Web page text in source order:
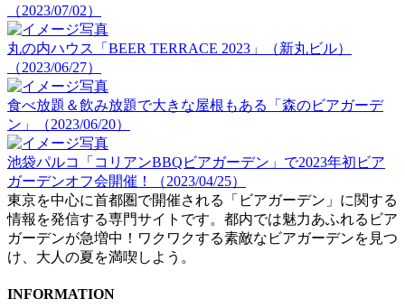
（2023/07/02）
丸の内ハウス「BEER TERRACE 2023」（新丸ビル）
（2023/06/27）
食べ放題＆飲み放題で大きな屋根もある「森のビアガーデ
ン」（2023/06/20）
池袋パルコ「コリアンBBQビアガーデン」で2023年初ビア
ガーデンオフ会開催！（2023/04/25）
東京を中心に首都圏で開催される「ビアガーデン」に関する
情報を発信する専門サイトです。都内では魅力あふれるビア
ガーデンが急増中！ワクワクする素敵なビアガーデンを見つ
け、大人の夏を満喫しよう。
INFORMATION